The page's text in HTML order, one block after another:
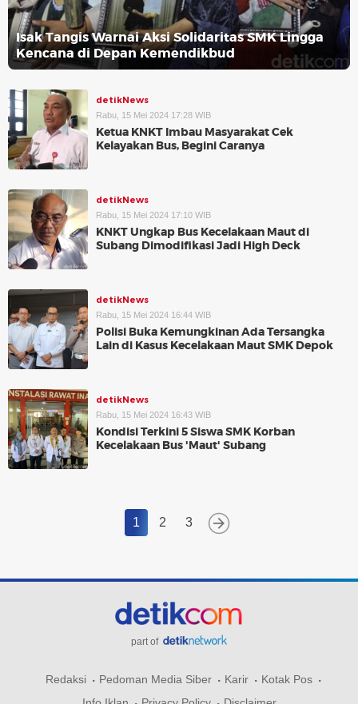
Isak Tangis Warnai Aksi Solidaritas SMK Lingga
Kencana di Depan Kemendikbud
detikNews
Rabu, 15 Mei 2024 17:28 WIB
Ketua KNKT Imbau Masyarakat Cek
Kelayakan Bus, Begini Caranya
detikNews
Rabu, 15 Mei 2024 17:10 WIB
KNKT Ungkap Bus Kecelakaan Maut di
Subang Dimodifikasi Jadi High Deck
detikNews
Rabu, 15 Mei 2024 16:44 WIB
Polisi Buka Kemungkinan Ada Tersangka
Lain di Kasus Kecelakaan Maut SMK Depok
detikNews
Rabu, 15 Mei 2024 16:43 WIB
Kondisi Terkini 5 Siswa SMK Korban
Kecelakaan Bus 'Maut' Subang
1 2 3
part of
Redaksi Pedoman Media Siber Karir
Kotak Pos